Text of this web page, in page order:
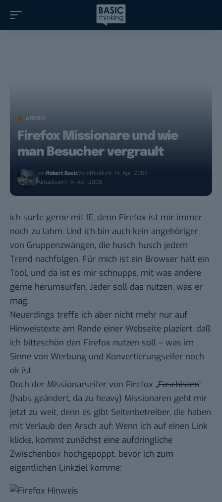
ARCHIV
Firefox Missionare und wie
man Besucher vergrault
vonRobert BasicVeröffentlicht: 14. Apr. 2005
Aktualisiert: 14. Apr. 2005
ich surfe gerne mit IE, denn Firefox ist mir immer
noch zu lahm. Und ich bin auch kein angehöriger
von Gruppenzwängen, die husch husch jedem
Trend nachfolgen. Für mich ist ein Browser halt ein
Tool, und da ist es mir schnuppe, mit was andere
gerne herumsurfen. Jeder soll das nutzen, was er
mag.
Neuerdings treffe ich aber nicht mehr nur auf
Hinweistexte am Rande einer Webseite plaziert, daß
ich bitteschön den Firefox nutzen soll – was im
Sinne von Werbung und Konvertierungseifer noch
ok ist.
Doch der Missionarseifer von Firefox „Faschisten“
(habs geändert, da zu heavy) Missionaren geht mir
jetzt zu weit, denn es gibt Seitenbetreiber, die haben
mit Verlaub den Arsch auf: Wenn ich auf einen Link
klicke, kommt zunächst eine aufdringliche
Zwischenbox hochgepoppt, bevor ich zum
eigentlichen Linkziel komme: